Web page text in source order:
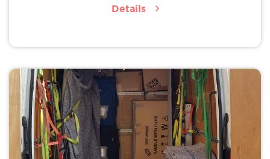
Details